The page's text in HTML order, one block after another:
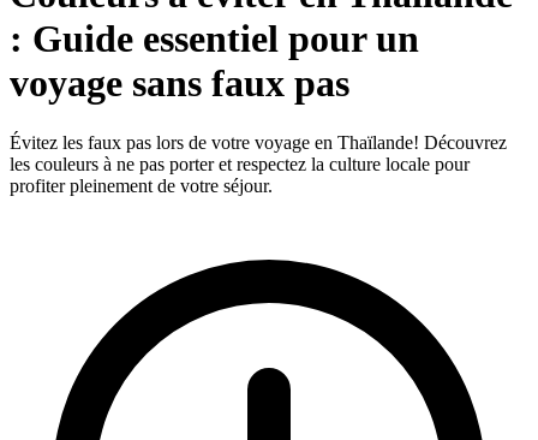
: Guide essentiel pour un
voyage sans faux pas
Évitez les faux pas lors de votre voyage en Thaïlande! Découvrez
les couleurs à ne pas porter et respectez la culture locale pour
profiter pleinement de votre séjour.